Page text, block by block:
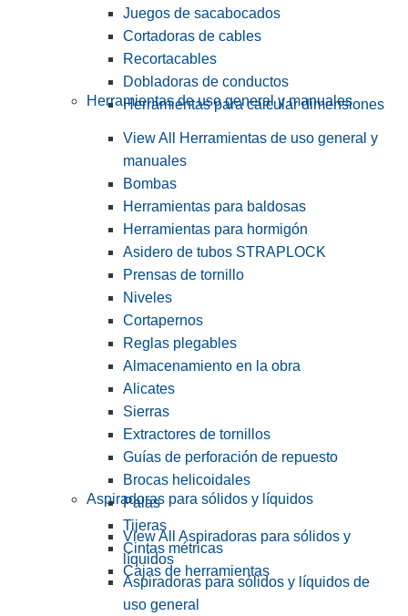
Juegos de sacabocados
Cortadoras de cables
Recortacables
Dobladoras de conductos
Herramientas para calcular dimensiones
Herramientas de uso general y manuales
View All Herramientas de uso general y
manuales
Bombas
Herramientas para baldosas
Herramientas para hormigón
Asidero de tubos STRAPLOCK
Prensas de tornillo
Niveles
Cortapernos
Reglas plegables
Almacenamiento en la obra
Alicates
Sierras
Extractores de tornillos
Guías de perforación de repuesto
Brocas helicoidales
Palas
Tijeras
Cintas métricas
Cajas de herramientas
Aspiradoras para sólidos y líquidos
View All Aspiradoras para sólidos y
líquidos
Aspiradoras para sólidos y líquidos de
uso general